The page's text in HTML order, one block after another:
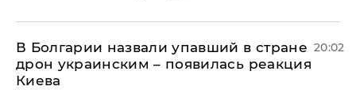
В Болгарии назвали упавший в стране
дрон украинским – появилась реакция
Киева
20:02